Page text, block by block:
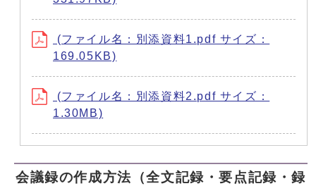
(ファイル名：別添資料1.pdf サイズ：
169.05KB)
(ファイル名：別添資料2.pdf サイズ：
1.30MB)
会議録の作成方法（全文記録・要点記録・録